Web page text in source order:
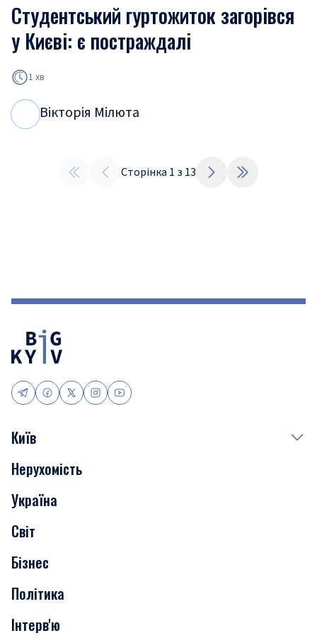
Студентський гуртожиток загорівся
у Києві: є постраждалі
1 хв
Вікторія Мілюта
Сторінка 1 з 13
Київ
Події
Скандали
Нерухомість
Транспорт
Нерухомість
Україна
Світ
Бізнес
Політика
Інтерв'ю